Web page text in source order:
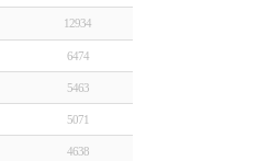
12934
6474
5463
5071
4638